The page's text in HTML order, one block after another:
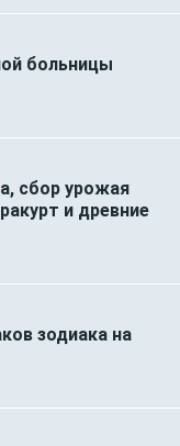
больницы
сбор урожая
и древние
зодиака на